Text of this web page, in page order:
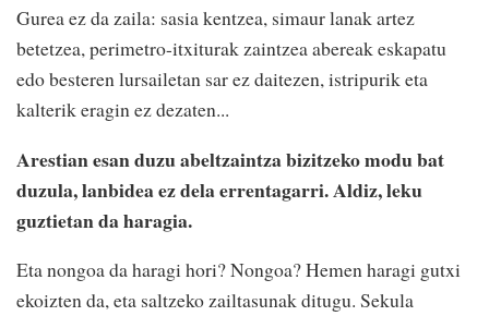
Gurea ez da zaila: sasia kentzea, simaur lanak artez
betetzea, perimetro-itxiturak zaintzea abereak eskapatu
edo besteren lursailetan sar ez daitezen, istripurik eta
kalterik eragin ez dezaten...
Arestian esan duzu abeltzaintza bizitzeko modu bat
duzula, lanbidea ez dela errentagarri. Aldiz, leku
guztietan da haragia.
Eta nongoa da haragi hori? Nongoa? Hemen haragi gutxi
ekoizten da, eta saltzeko zailtasunak ditugu. Sekula